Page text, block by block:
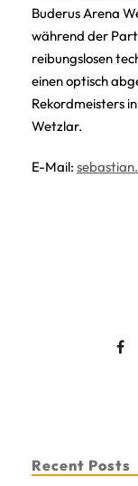
Buderus Arena
während der
reibungslosen
einen optisch
Rekordmeisters
Wetzlar.
E-Mail:
Recent Posts